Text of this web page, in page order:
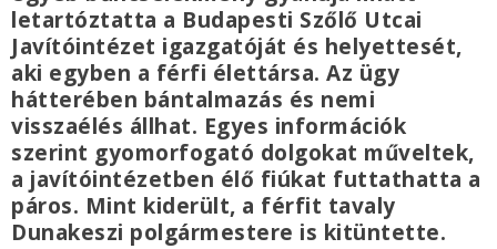
letartóztatta a Budapesti Szőlő Utcai
Javítóintézet igazgatóját és helyettesét,
aki egyben a férfi élettársa. Az ügy
hátterében bántalmazás és nemi
visszaélés állhat. Egyes információk
szerint gyomorfogató dolgokat műveltek,
a javítóintézetben élő fiúkat futtathatta a
páros. Mint kiderült, a férfit tavaly
Dunakeszi polgármestere is kitüntette.